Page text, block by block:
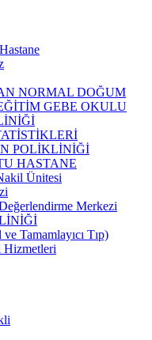
NORMAL DOĞUM
GEBE OKULU
POLİKLİNİĞİ
HASTANE
Ünitesi
Merkezi
Tamamlayıcı Tıp)